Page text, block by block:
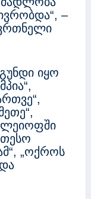
–
იყო
„ოქროს